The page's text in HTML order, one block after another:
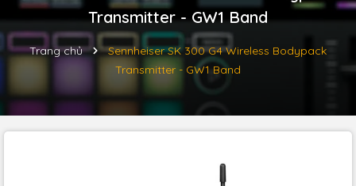
Transmitter - GW1 Band
Trang chủ
Sennheiser SK 300 G4 Wireless Bodypack
Transmitter - GW1 Band